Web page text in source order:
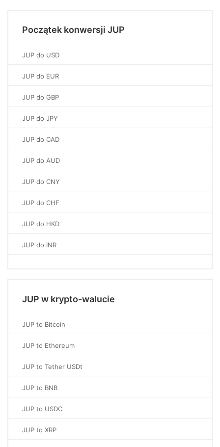
Początek konwersji JUP
JUP do USD
JUP do EUR
JUP do GBP
JUP do JPY
JUP do CAD
JUP do AUD
JUP do CNY
JUP do CHF
JUP do HKD
JUP do INR
JUP w krypto-walucie
JUP to Bitcoin
JUP to Ethereum
JUP to Tether USDt
JUP to BNB
JUP to USDC
JUP to XRP